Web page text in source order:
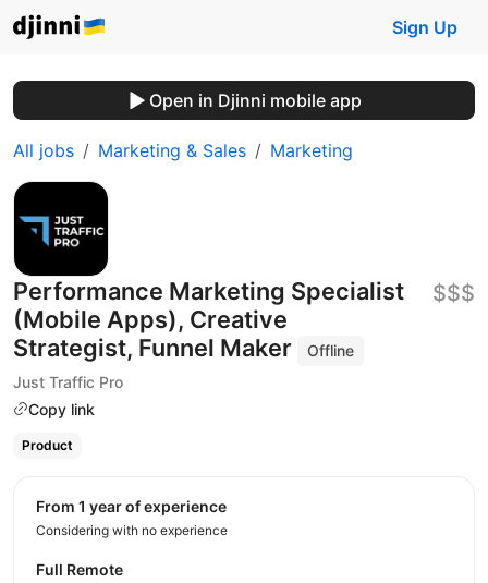
Sign Up
Open in Djinni mobile app
All jobs Marketing & Sales Marketing
Performance Marketing Specialist
(Mobile Apps), Creative
Strategist, Funnel Maker
Offline
Just Traffic Pro
Copy link
$$$
Product
from 1 year of experience
Considering with no experience
Full Remote